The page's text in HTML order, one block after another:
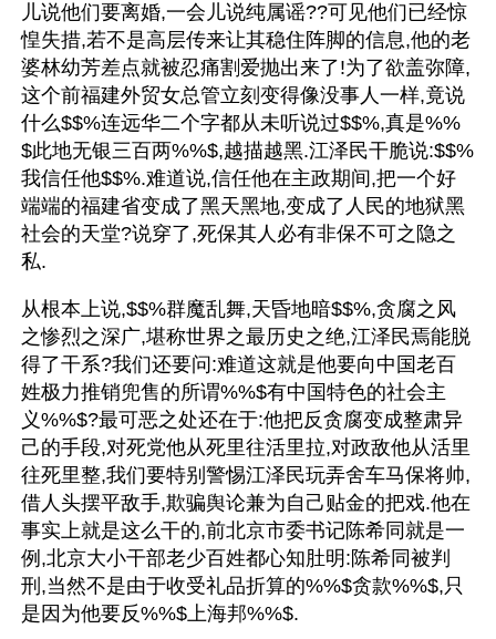
儿说他们要离婚,一会儿说纯属谣??可见他们已经惊
惶失措,若不是高层传来让其稳住阵脚的信息,他的老
婆林幼芳差点就被忍痛割爱抛出来了!为了欲盖弥障,
这个前福建外贸女总管立刻变得像没事人一样,竟说
什么$$%连远华二个字都从未听说过$$%,真是%%
$此地无银三百两%%$,越描越黑.江泽民干脆说:$$%
我信任他$$%.难道说,信任他在主政期间,把一个好
端端的福建省变成了黑天黑地,变成了人民的地狱黑
社会的天堂?说穿了,死保其人必有非保不可之隐之
私.
从根本上说,$$%群魔乱舞,天昏地暗$$%,贪腐之风
之惨烈之深广,堪称世界之最历史之绝,江泽民焉能脱
得了干系?我们还要问:难道这就是他要向中国老百
姓极力推销兜售的所谓%%$有中国特色的社会主
义%%$?最可恶之处还在于:他把反贪腐变成整肃异
己的手段,对死党他从死里往活里拉,对政敌他从活里
往死里整,我们要特别警惕江泽民玩弄舍车马保将帅,
借人头摆平敌手,欺骗舆论兼为自己贴金的把戏.他在
事实上就是这么干的,前北京市委书记陈希同就是一
例,北京大小干部老少百姓都心知肚明:陈希同被判
刑,当然不是由于收受礼品折算的%%$贪款%%$,只
是因为他要反%%$上海邦%%$.